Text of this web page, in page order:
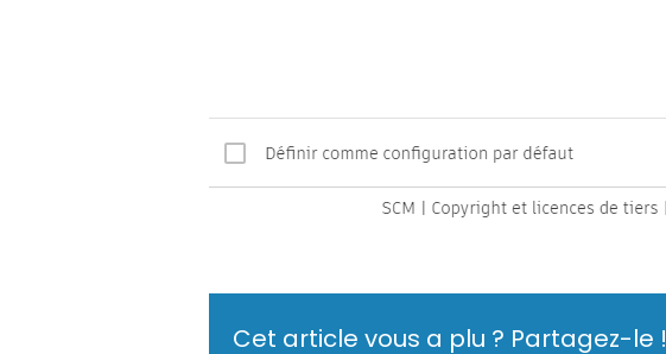
Cet article vous a plu ? Partagez-le !